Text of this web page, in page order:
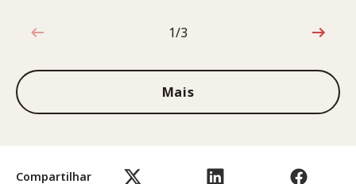
Compartilhar
1 de 3
1/3
Mais